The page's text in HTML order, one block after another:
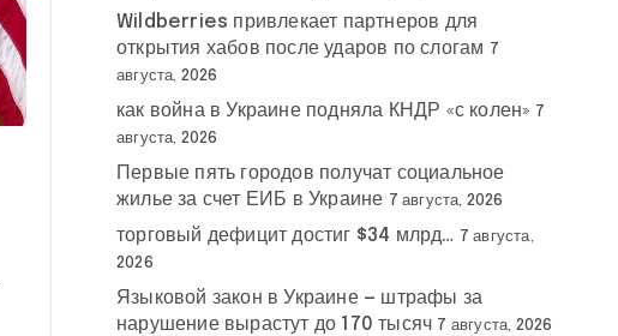
Wildberries привлекает партнеров для
открытия хабов после ударов по слогам 7
августа, 2026
как война в Украине подняла КНДР «с колен» 7
августа, 2026
Первые пять городов получат социальное
жилье за счет ЕИБ в Украине 7 августа, 2026
торговый дефицит достиг $34 млрд… 7 августа,
2026
Языковой закон в Украине — штрафы за
нарушение вырастут до 170 тысяч 7 августа, 2026